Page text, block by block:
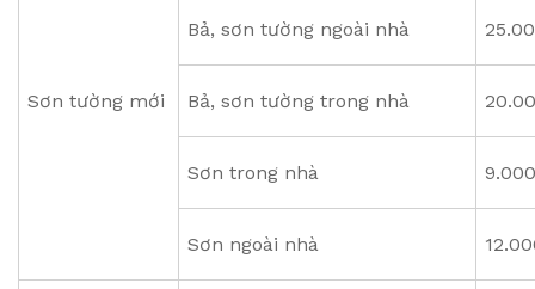
Sơn tường mới
Bả, sơn tường ngoài nhà
Bả, sơn tường trong nhà
Sơn trong nhà
Sơn ngoài nhà